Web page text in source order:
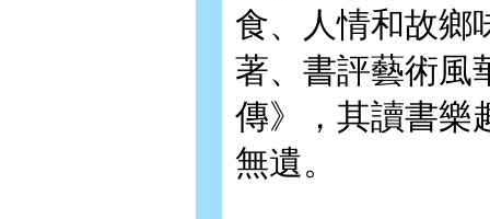
食、人情和故鄉
著、書評藝術風
傳》，其讀書樂
無遺。